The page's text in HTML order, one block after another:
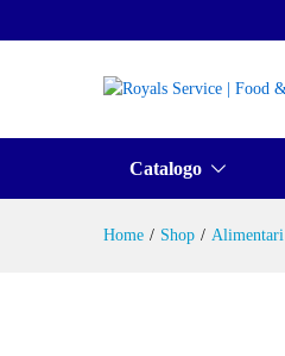
Catalogo
Home / Shop / Alimentari